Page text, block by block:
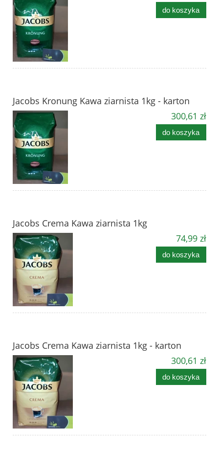
do koszyka
Jacobs Kronung Kawa ziarnista 1kg - karton
300,61 zł
do koszyka
Jacobs Crema Kawa ziarnista 1kg
74,99 zł
do koszyka
Jacobs Crema Kawa ziarnista 1kg - karton
300,61 zł
do koszyka